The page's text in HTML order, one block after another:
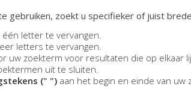
gebruiken, zoekt u specifieker of juist
één letter te vervangen.
letters te vervangen.
uw zoekterm voor resultaten die op elkaar
uit te sluiten.
(" ") aan het begin en einde van uw